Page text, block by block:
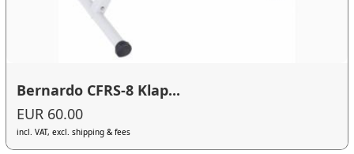
Bernardo CFRS-8 Klap...
EUR 60.00
incl. VAT, excl. shipping & fees